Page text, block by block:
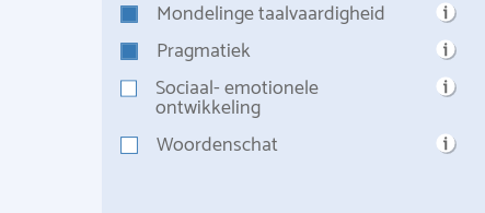
Mondelinge taalvaardigheid
Pragmatiek
Sociaal- emotionele
ontwikkeling
Woordenschat